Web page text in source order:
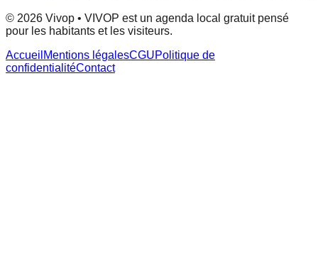
© 2026 Vivop • VIVOP est un agenda local gratuit pensé
pour les habitants et les visiteurs.
Accueil Mentions légalesCGUPolitique de
confidentialitéContact